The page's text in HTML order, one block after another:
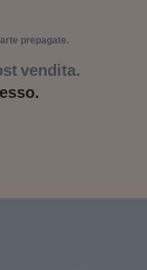
prepagate.
vendita.